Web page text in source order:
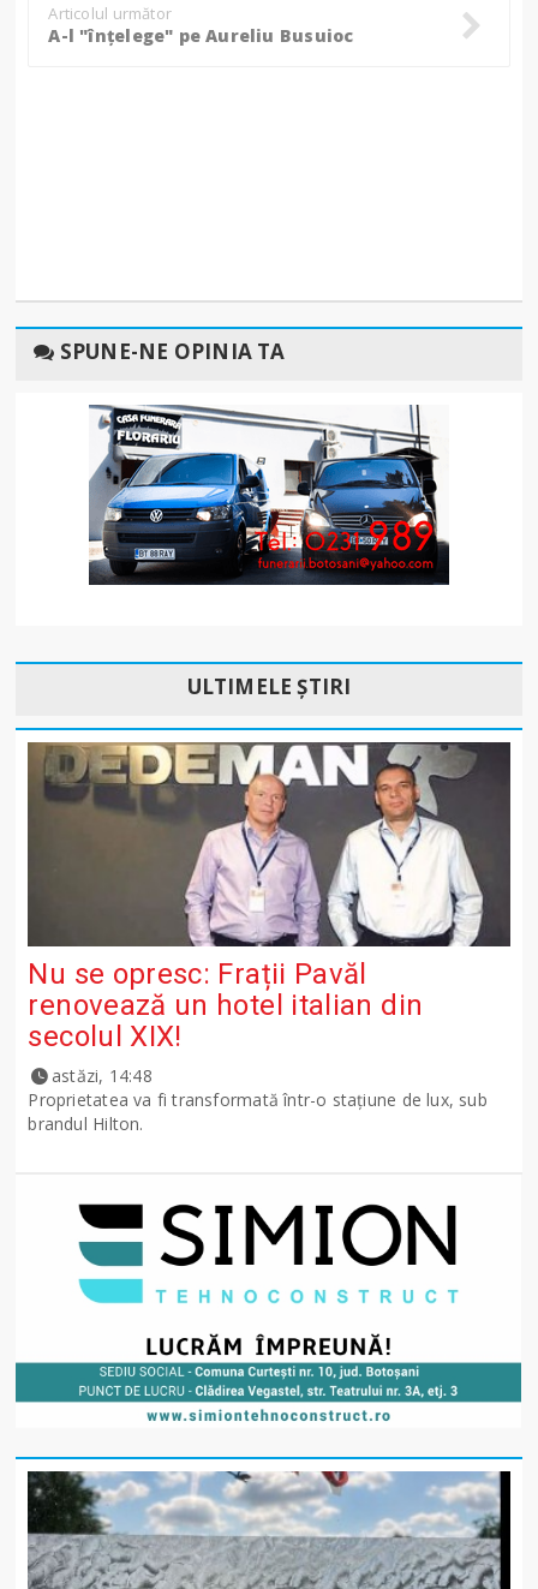
Articolul următor
A-l "înțelege" pe Aureliu Busuioc
SPUNE-NE OPINIA TA
ULTIMELE ȘTIRI
Nu se opresc: Frații Pavăl
renovează un hotel italian din
secolul XIX!
astăzi, 14:48
Proprietatea va fi transformată într-o stațiune de lux, sub
brandul Hilton.